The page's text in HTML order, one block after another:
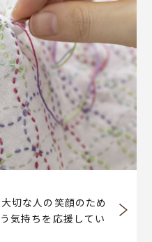
切な人の笑顔のため
気持ちを応援してい